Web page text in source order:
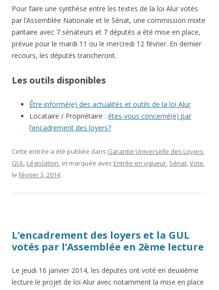
Pour faire une synthèse entre les textes de la loi Alur votés
par l’Assemblée Nationale et le Sénat, une commission mixte
paritaire avec 7 sénateurs et 7 députés a été mise en place,
prévue pour le mardi 11 ou le mercredi 12 février. En dernier
recours, les députés trancheront.
Les outils disponibles
Être informé(e) des actualités et outils de la loi Alur
Locataire / Propriétaire : êtes-vous concerné(e) par
l’encadrement des loyers?
Cette entrée a été publiée dans Garantie Universelle des Loyers,
GUL, Législation, et marquée avec Entrée en vigueur, Sénat,Vote,
le février 3, 2014 .
L’encadrement des loyers et la GUL
votés par l’Assemblée en 2ème lecture
Le jeudi 16 janvier 2014, les députés ont voté en deuxième
lecture le projet de loi Alur avec notamment la mise en place